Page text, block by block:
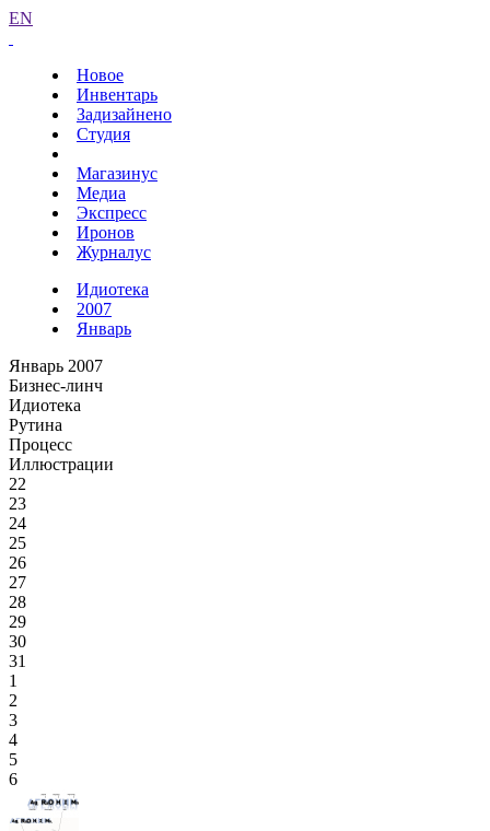
EN
Новое
Инвентарь
Задизайнено
Студия
Магазинус
Медиа
Экспресс
Иронов
Журналус
Идиотека
2007
Январь
Январь 2007
Бизнес-линч
Идиотека
Рутина
Процесс
Иллюстрации
22
23
24
25
26
27
28
29
30
31
1
2
3
4
5
6